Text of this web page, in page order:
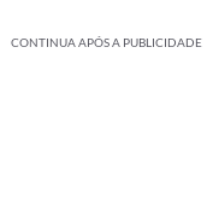
CONTINUA APÓS A PUBLICIDADE